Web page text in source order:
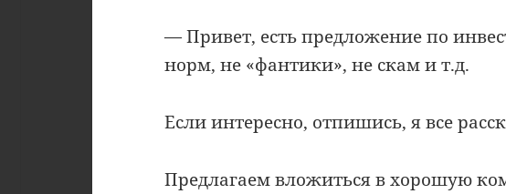
— Привет, есть предложение по
норм, не «фантики», не скам и т.д.
Если интересно, отпишись, я все
Предлагаем вложиться в хорошую